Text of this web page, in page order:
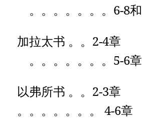
。。。。。。。6-8
加拉太书 。。2-4章
。。。。。。。5-6章
以弗所书 。。2-3章
。。。。。。。 4-6章